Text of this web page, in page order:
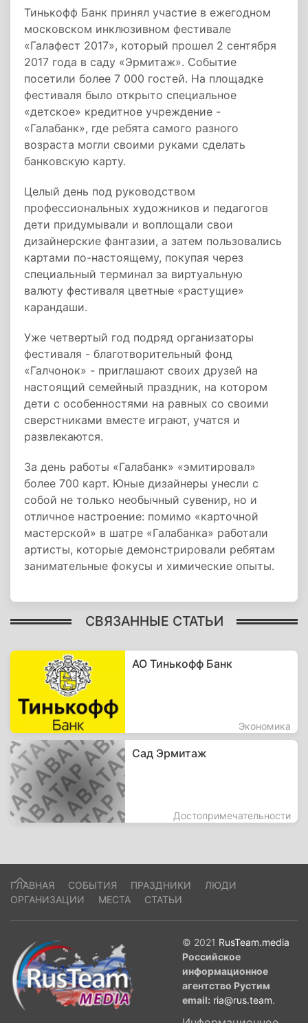
Тинькофф Банк принял участие в ежегодном
московском инклюзивном фестивале
«Галафест 2017», который прошел 2 сентября
2017 года в саду «Эрмитаж». Событие
посетили более 7 000 гостей. На площадке
фестиваля было открыто специальное
«детское» кредитное учреждение -
«Галабанк», где ребята самого разного
возраста могли своими руками сделать
банковскую карту.
Целый день под руководством
профессиональных художников и педагогов
дети придумывали и воплощали свои
дизайнерские фантазии, а затем пользовались
картами по-настоящему, покупая через
специальный терминал за виртуальную
валюту фестиваля цветные «растущие»
карандаши.
Уже четвертый год подряд организаторы
фестиваля - благотворительный фонд
«Галчонок» - приглашают своих друзей на
настоящий семейный праздник, на котором
дети с особенностями на равных со своими
сверстниками вместе играют, учатся и
развлекаются.
За день работы «Галабанк» «эмитировал»
более 700 карт. Юные дизайнеры унесли с
собой не только необычный сувенир, но и
отличное настроение: помимо «карточной
мастерской» в шатре «Галабанка» работали
артисты, которые демонстрировали ребятам
занимательные фокусы и химические опыты.
СВЯЗАННЫЕ СТАТЬИ
АО Тинькофф Банк
Экономика
Сад Эрмитаж
Достопримечательности
ГЛАВНАЯ СОБЫТИЯ ПРАЗДНИКИ
ЛЮДИ
ОРГАНИЗАЦИИ
МЕСТА СТАТЬИ
© 2021 RusTeam.media
Российское
информационное
агентство Рустим
email: ria@rus.team.